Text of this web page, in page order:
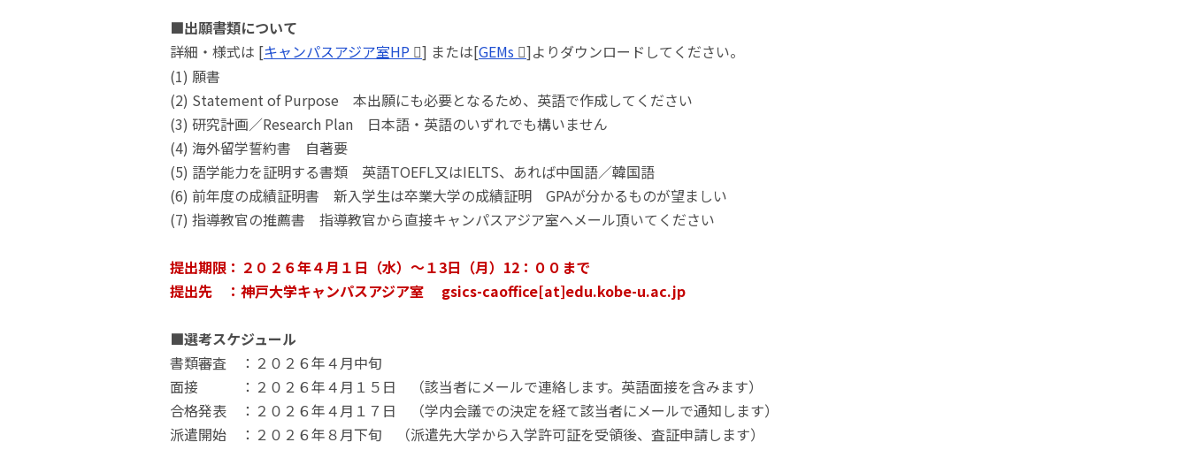
■出願書類について
詳細・様式は [キャンパスアジア室HP ] または[GEMs
]よりダウンロードしてください。
(1) 願書
(2) Statement of Purpose 本出願にも必要となるため、英語で作成してください
(3) 研究計画／Research Plan 日本語・英語のいずれでも構いません
(4) 海外留学誓約書 自著要
(5) 語学能力を証明する書類 英語TOEFL又はIELTS、あれば中国語／韓国語
(6) 前年度の成績証明書 新入学生は卒業大学の成績証明 GPAが分かるものが望ましい
(7) 指導教官の推薦書 指導教官から直接キャンパスアジア室へメール頂いてください
提出期限：２０２６年４月１日（水）～１3日（月）12：００まで
提出先 ：神戸大学キャンパスアジア室 gsics-caoffice[at]edu.kobe-u.ac.jp
■選考スケジュール
書類審査 ：２０２６年４月中旬
面接 ：２０２６年４月１５日 （該当者にメールで連絡します。英語面接を含みます）
合格発表 ：２０２６年４月１７日 （学内会議での決定を経て該当者にメールで通知します）
派遣開始 ：２０２６年８月下旬 （派遣先大学から入学許可証を受領後、査証申請します）